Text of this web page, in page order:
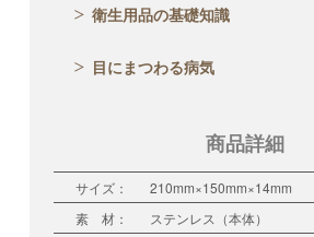
衛生用品の基礎知識
目にまつわる病気
商品詳細
サイズ：
210mm×150mm×14mm
素 材：
ステンレス（本体）